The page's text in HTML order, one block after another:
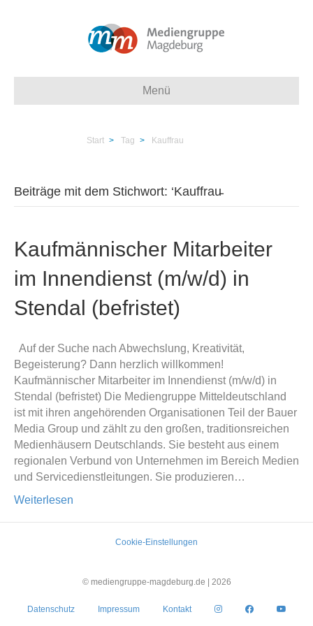
Menü
Start > Tag > Kauffrau
Beiträge mit dem Stichwort: ‘Kauffrau̵
Kaufmännischer Mitarbeiter
im Innendienst (m/w/d) in
Stendal (befristet)
Auf der Suche nach Abwechslung, Kreativität,
Begeisterung? Dann herzlich willkommen!
Kaufmännischer Mitarbeiter im Innendienst (m/w/d) in
Stendal (befristet) Die Mediengruppe Mitteldeutschland
ist mit ihren angehörenden Organisationen Teil der Bauer
Media Group und zählt zu den großen, traditionsreichen
Medienhäusern Deutschlands. Sie besteht aus einem
regionalen Verbund von Unternehmen im Bereich Medien
und Servicedienstleitungen. Sie produzieren…
Weiterlesen
Cookie-Einstellungen
© mediengruppe-magdeburg.de | 2026
Datenschutz Impressum Kontakt